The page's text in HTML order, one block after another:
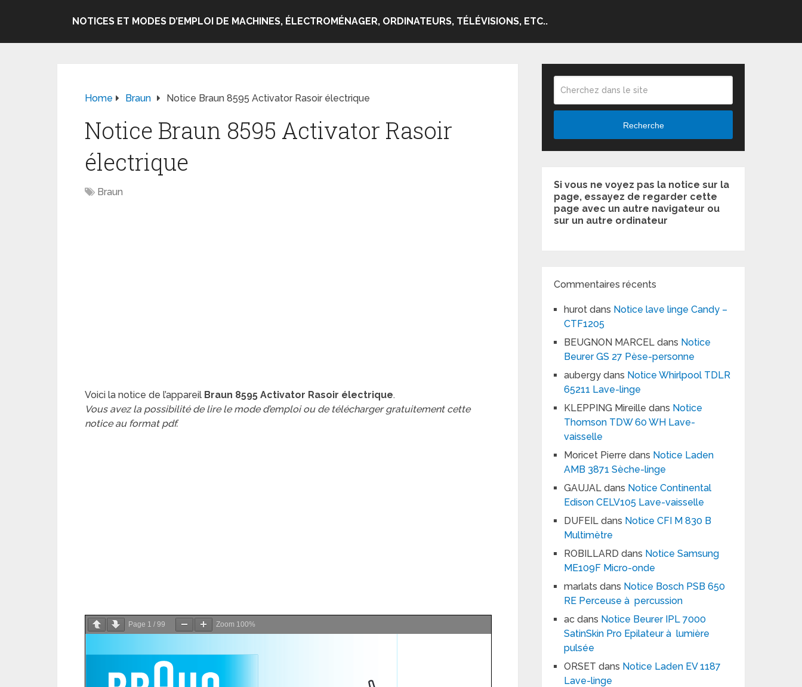
NOTICES ET MODES D’EMPLOI DE MACHINES, ÉLECTROMÉNAGER, ORDINATEURS, TÉLÉVISIONS, ETC..
Home Braun Notice Braun 8595 Activator Rasoir électrique
Notice Braun 8595 Activator Rasoir
électrique
Braun
Voici la notice de l’appareil Braun 8595 Activator Rasoir électrique.
Vous avez la possibilité de lire le mode d’emploi ou de télécharger gratuitement cette
notice au format pdf.
Page 1 / 99 Zoom 100%
Recherche
Si vous ne voyez pas la notice sur la
page, essayez de regarder cette
page avec un autre navigateur ou
sur un autre ordinateur
Commentaires récents
hurot dans Notice lave linge Candy –
CTF1205
BEUGNON MARCEL dans Notice
Beurer GS 27 Pèse-personne
aubergy dans Notice Whirlpool TDLR
65211 Lave-linge
KLEPPING Mireille dans Notice
Thomson TDW 60 WH Lave-
vaisselle
Moricet Pierre dans Notice Laden
AMB 3871 Sèche-linge
GAUJAL dans Notice Continental
Edison CELV105 Lave-vaisselle
DUFEIL dans Notice CFI M 830 B
Multimètre
ROBILLARD dans Notice Samsung
ME109F Micro-onde
marlats dans Notice Bosch PSB 650
RE Perceuse à percussion
ac dans Notice Beurer IPL 7000
SatinSkin Pro Epilateur à lumière
pulsée
ORSET dans Notice Laden EV 1187
Lave-linge